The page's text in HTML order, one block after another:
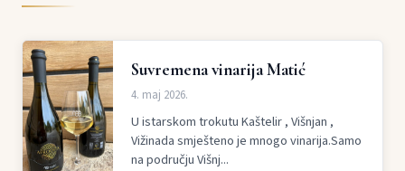
Suvremena vinarija Matić
4. maj 2026.
U istarskom trokutu Kaštelir , Višnjan ,
Vižinada smješteno je mnogo vinarija.Samo
na području Višnj...